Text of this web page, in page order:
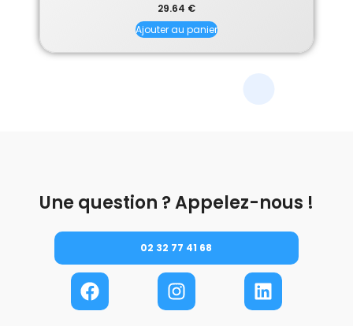
29.64 €
Ajouter au panier
Une question ? Appelez-nous !
02 32 77 41 68